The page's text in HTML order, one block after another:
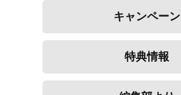
キャンペーン
特典情報